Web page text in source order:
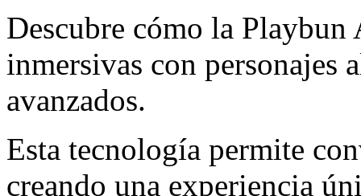
Descubre cómo la
inmersivas con personajes
avanzados.
Esta tecnología permite
creando una experiencia